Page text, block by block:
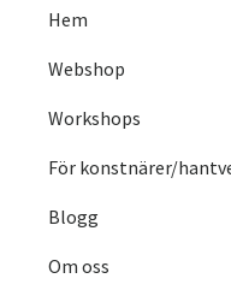
Hem
Webshop
Workshops
För konstnärer/
Blogg
Om oss